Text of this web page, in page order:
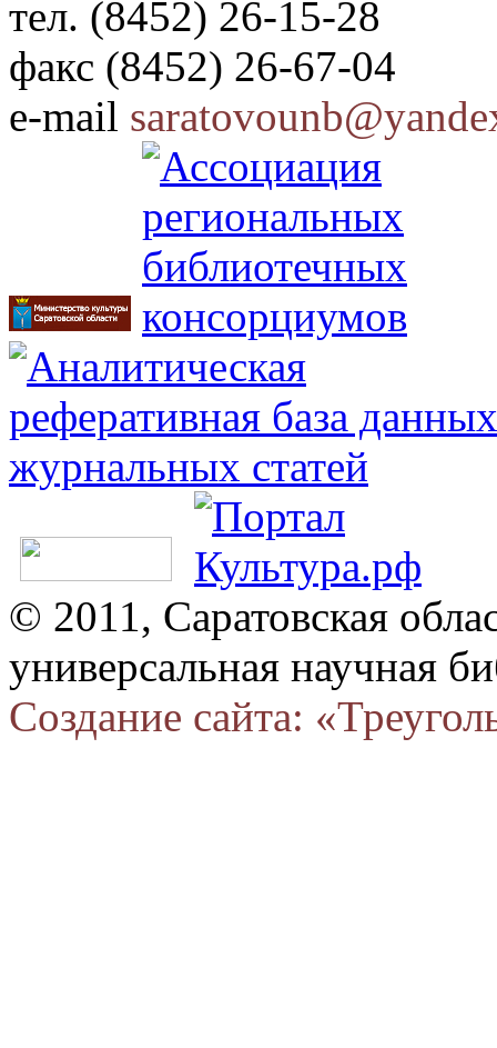
тел. (8452) 26-15-28
факс (8452) 26-67-04
e-mail
© 2011, Саратовская
универсальная научная
Создание сайта: